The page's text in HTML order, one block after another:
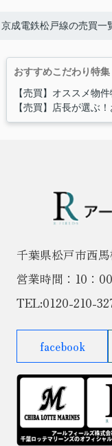
京成電鉄松戸線の売買一
おすすめこだわり特集
【売買】オススメ物
【売買】店長が選ぶ
千葉県松戸市西
営業時間：10：
TEL:0120-210-
facebook